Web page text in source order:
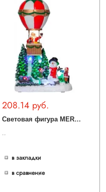
208.14 руб.
С
ветовая фигура MERRYVILLE 411263
..
в закладки
в сравнение